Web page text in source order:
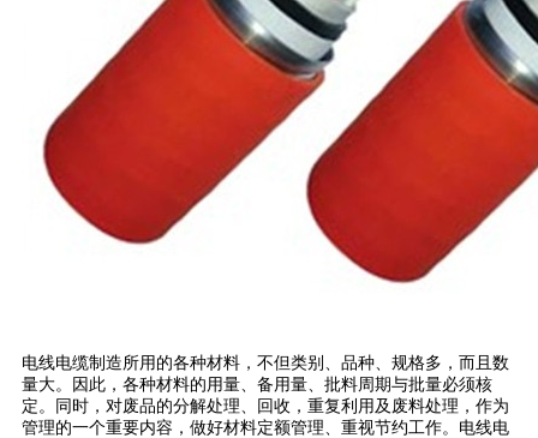
电线电缆制造所用的各种材料，不但类别、品种、规格多，而且数
量大。因此，各种材料的用量、备用量、批料周期与批量必须核
定。同时，对废品的分解处理、回收，重复利用及废料处理，作为
管理的一个重要内容，做好材料定额管理、重视节约工作。电线电